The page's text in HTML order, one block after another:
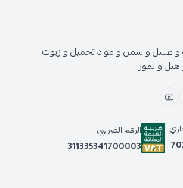
و عسل و سمن و مواد تجميل و زيوت
هيل و تمور
الرقم الضريبي
311335341700003